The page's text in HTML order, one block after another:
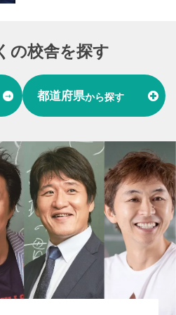
の校舎を探す
都道府県から探す
愛知県 岐阜県
大阪府 兵庫県
山口県
福岡県 熊本県 長崎県